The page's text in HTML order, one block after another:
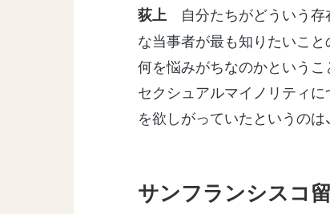
荻上 自分たちがどういう存
な当事者が最も知りたいこ
何を悩みがちなのかというこ
セクシュアルマイノリティ
を欲しがっていたというのは
サンフランシスコ